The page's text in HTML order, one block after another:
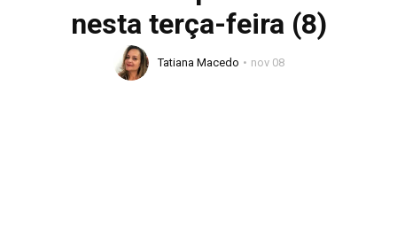
nesta terça-feira (8)
Tatiana Macedo nov 08